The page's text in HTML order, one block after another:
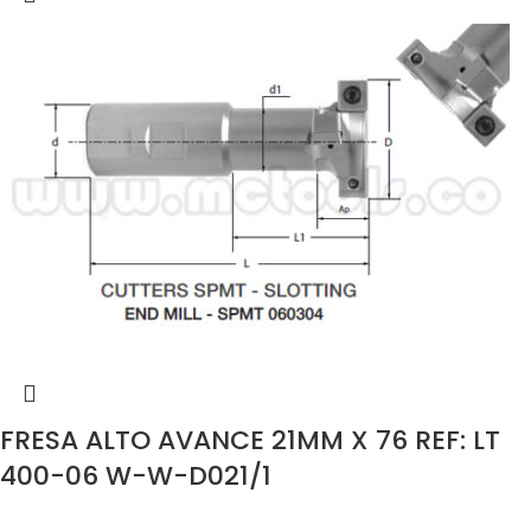
FRESA ALTO AVANCE 21MM X 76 REF: LT
400-06 W-W-D021/1